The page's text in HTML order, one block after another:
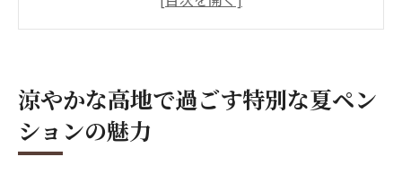
夏のスポーツ合宿に最適な環境
ペンションで心安らぐひとときを
涼やかな高地で過ごす特別な夏ペン
ションの魅力